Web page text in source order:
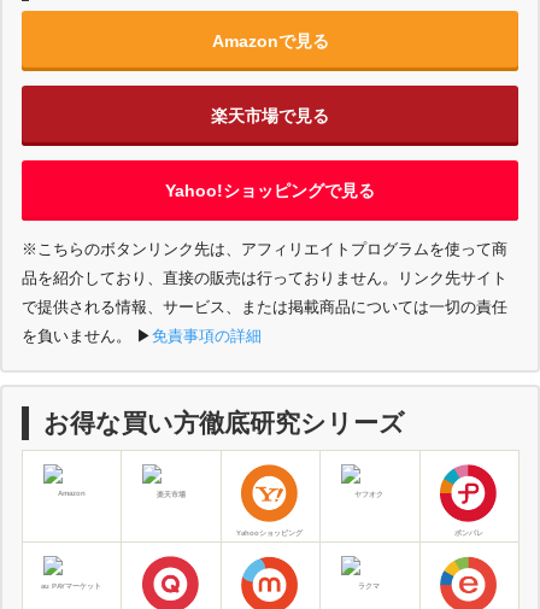
Amazonで見る
楽天市場で見る
Yahoo!ショッピングで見る
※こちらのボタンリンク先は、アフィリエイトプログラムを使って商
品を紹介しており、直接の販売は行っておりません。リンク先サイト
で提供される情報、サービス、または掲載商品については一切の責任
を負いません。
▶︎免責事項の詳細
お得な買い方徹底研究シリーズ
Amazon 楽天市場
Yahooショッピング
ヤフオク
ポンパレ
au PAYマーケット ラクマ